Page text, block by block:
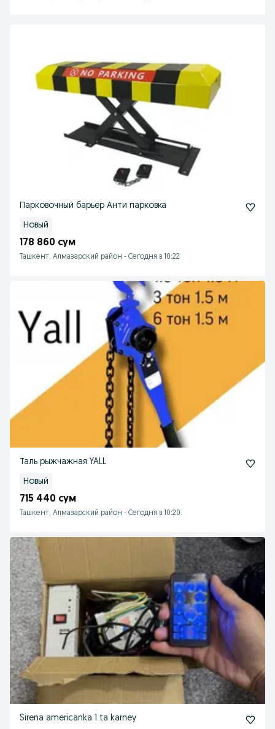
Парковочный барьер Анти парковка
Новый
178 860 сум
Ташкент, Алмазарский район - Сегодня в 10:22
Таль рыжчажная YALL
Новый
715 440 сум
Ташкент, Алмазарский район - Сегодня в 10:20
Sirena americanka 1 ta karney